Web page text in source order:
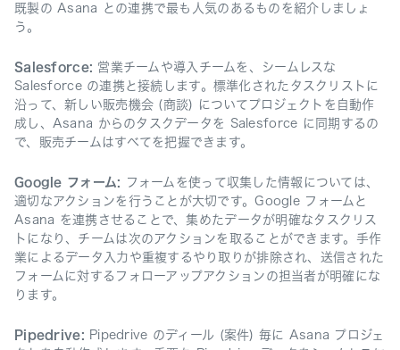
既製の Asana との連携で最も人気のあるものを紹介しましょ
う。
Salesforce: 営業チームや導入チームを、シームレスな
Salesforce の連携と接続します。標準化されたタスクリストに
沿って、新しい販売機会 (商談) についてプロジェクトを自動作
成し、Asana からのタスクデータを Salesforce に同期するの
で、販売チームはすべてを把握できます。
Google フォーム: フォームを使って収集した情報については、
適切なアクションを行うことが大切です。Google フォームと
Asana を連携させることで、集めたデータが明確なタスクリス
トになり、チームは次のアクションを取ることができます。手作
業によるデータ入力や重複するやり取りが排除され、送信された
フォームに対するフォローアップアクションの担当者が明確にな
ります。
Pipedrive: Pipedrive のディール (案件) 毎に Asana プロジェ